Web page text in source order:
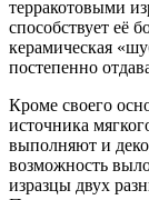
терракотовыми
способствует её
керамическая
постепенно
Кроме своего
источника
выполняют и
возможность
изразцы двух